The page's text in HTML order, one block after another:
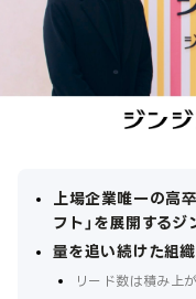
上場企業唯一の高
フト」を展開するジ
量を追い続けた組
リード数は積み上